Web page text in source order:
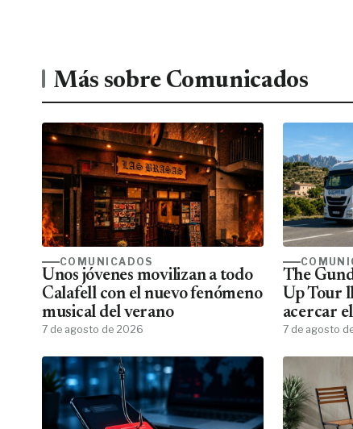
Más sobre Comunicados
COMUNICADOS
Unos jóvenes movilizan a todo
Calafell con el nuevo fenómeno
musical del verano
7 de agosto de 2026
The
Up Tour
acercar
todos los
7 de agosto